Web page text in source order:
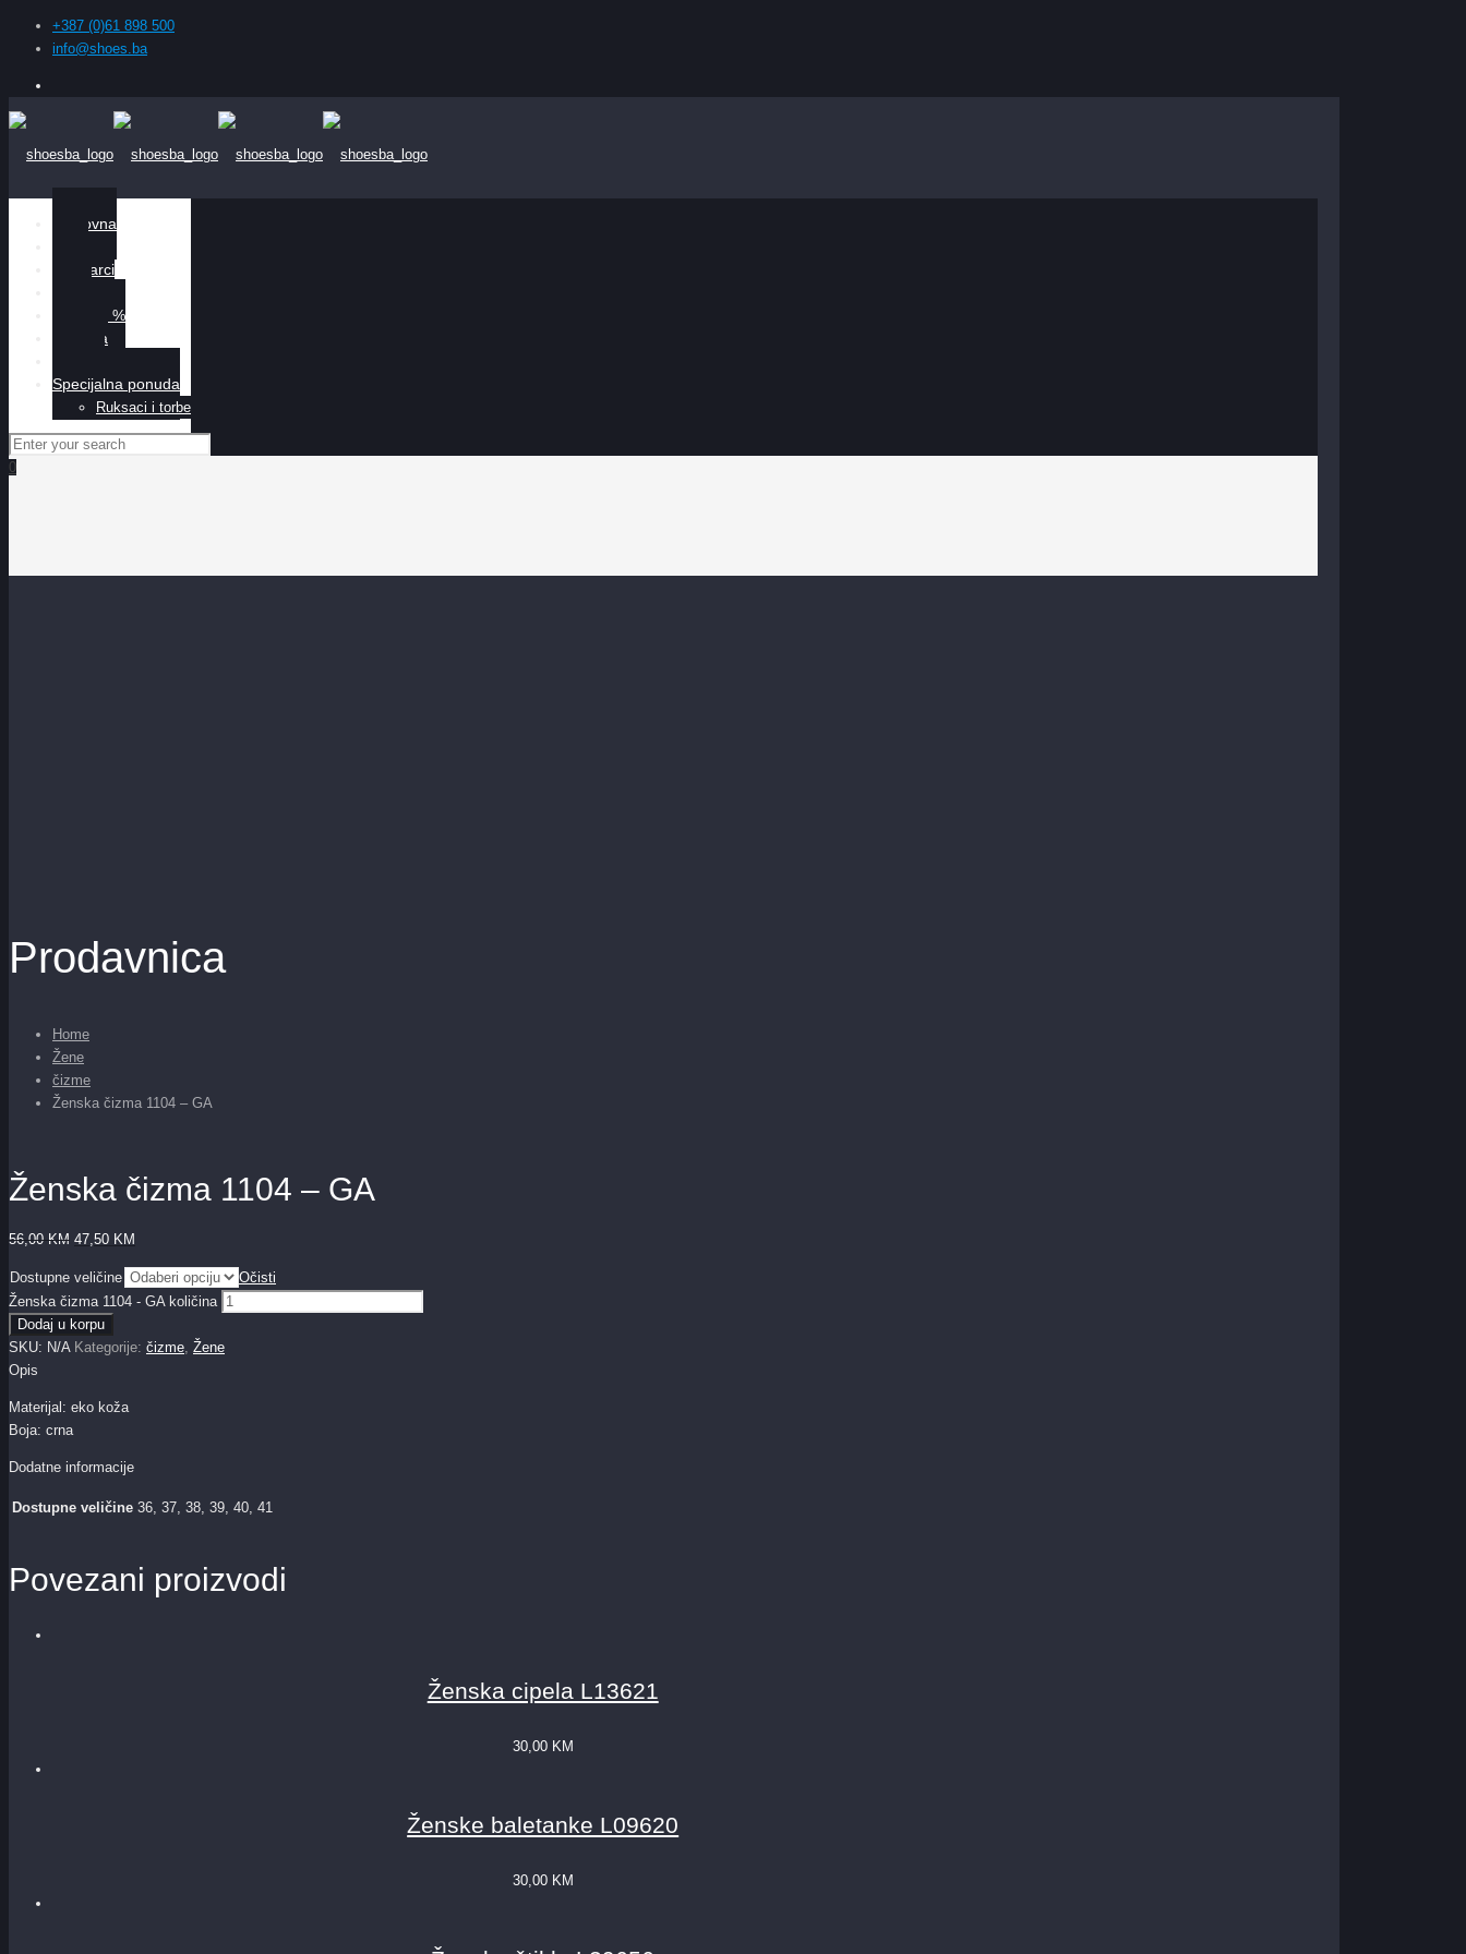
+387 (0)61 898 500
info@shoes.ba
Naslovna
Muškarci
Sniženo %
O nama
Specijalna ponuda
Ruksaci i torbe
0
Prodavnica
Home
Žene
čizme
Ženska čizma 1104 – GA
Ženska čizma 1104 – GA
56,00 KM 47,50 KM
Dostupne veličine
Očisti
Ženska čizma 1104 - GA količina
Dodaj u korpu
SKU: N/A Kategorije: čizme, Žene
Opis
Materijal: eko koža
Boja: crna
Dodatne informacije
Dostupne veličine 36, 37, 38, 39, 40, 41
Povezani proizvodi
Ženska cipela L13621
30,00 KM
Ženske baletanke L09620
30,00 KM